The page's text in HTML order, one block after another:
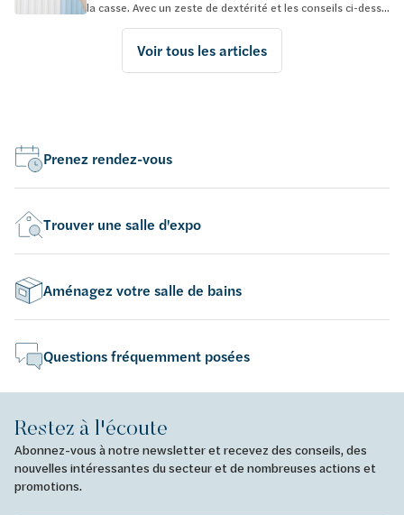
la casse. Avec un zeste de dextérité et les conseils ci-dess...
Voir tous les articles
Prenez rendez-vous
Trouver une salle d'expo
Aménagez votre salle de bains
Questions fréquemment posées
Restez à l'écoute
Abonnez-vous à notre newsletter et recevez des conseils, des
nouvelles intéressantes du secteur et de nombreuses actions et
promotions.